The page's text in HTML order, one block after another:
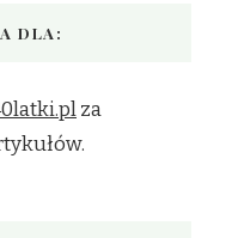
DLA:
za